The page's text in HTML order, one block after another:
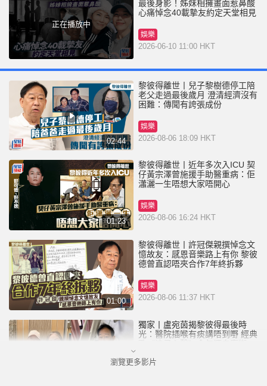
正在播放中
最後身影！姊妹相擁畫面惹鼻酸
心痛悼念40載摯友約定天堂相見
娛樂
2026-06-10 11:00 HKT
02:44
黎彼得離世丨兒子黎樹德停工陪
老父走過最後歲月 澄清經濟沒有
困難：傳聞有誇張成份
娛樂
2026-08-06 18:09 HKT
01:23
黎彼得離世丨近年多次入ICU 契
仔黃宗澤曾施援手助醫重病：佢
瀟灑一生唔想大家唔開心
娛樂
2026-08-06 16:24 HKT
01:00
黎彼得離世丨許冠傑親撰悼念文
憶故友：感恩音樂路上有你 黎彼
德曾直認唔夾合作7年終拆夥
娛樂
2026-08-06 11:37 HKT
獨家丨盧宛茵揭黎彼得最後時
光：醫院插喉有痰講唔到嘢 經典
娛樂
瀏覽更多影片